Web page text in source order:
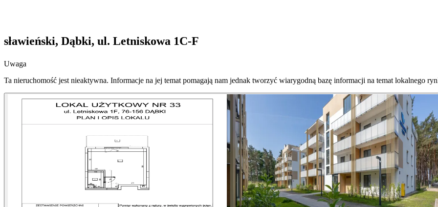
sławieński, Dąbki, ul. Letniskowa 1C-F
Uwaga
Ta nieruchomość jest nieaktywna. Informacje na jej temat pomagają nam jednak tworzyć wiarygodną bazę informacji na temat lokalnego